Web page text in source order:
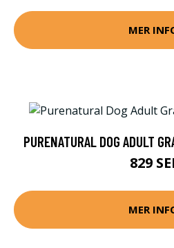
MER
PURENATURAL DOG ADULT
829
MER